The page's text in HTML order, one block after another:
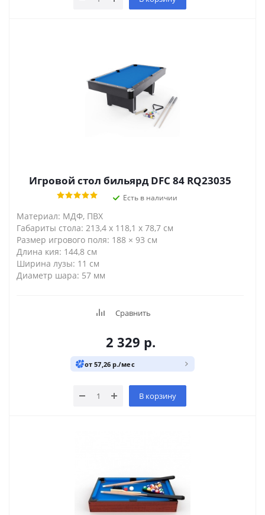
Игровой стол бильярд DFC 84 RQ23035
Есть в наличии
Материал: МДФ, ПВХ
Габариты стола: 213,4 х 118,1 х 78,7 см
Размер игрового поля: 188 × 93 см
Длина кия: 144,8 см
Ширина лузы: 11 см
Диаметр шара: 57 мм
Сравнить
2 329 р.
от 57,26 р./мес
В корзину